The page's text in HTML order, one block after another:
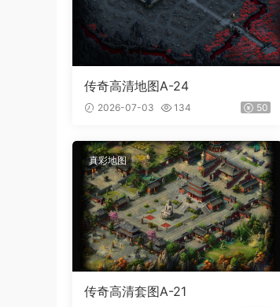
传奇高清地图A-24
2026-07-03 134 50
真彩地图
传奇高清套图A-21